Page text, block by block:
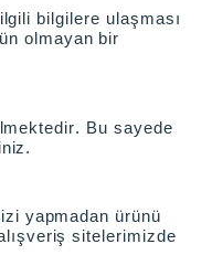
bilgilere ulaşması
olmayan bir
Bu sayede
yapmadan ürünü
sitelerimizde